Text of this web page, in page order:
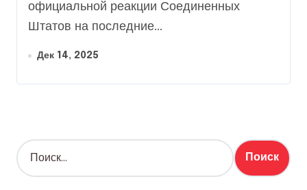
официальной реакции Соединенных
Штатов на последние...
Дек 14, 2025
Н
а